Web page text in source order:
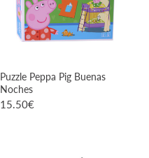
Puzzle Peppa Pig Buenas
Noches
15.50€